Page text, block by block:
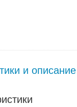
и описание